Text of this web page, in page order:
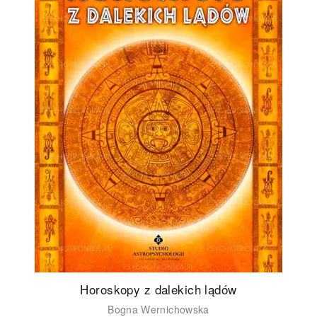
Horoskopy z dalekich lądów
Bogna Wernichowska